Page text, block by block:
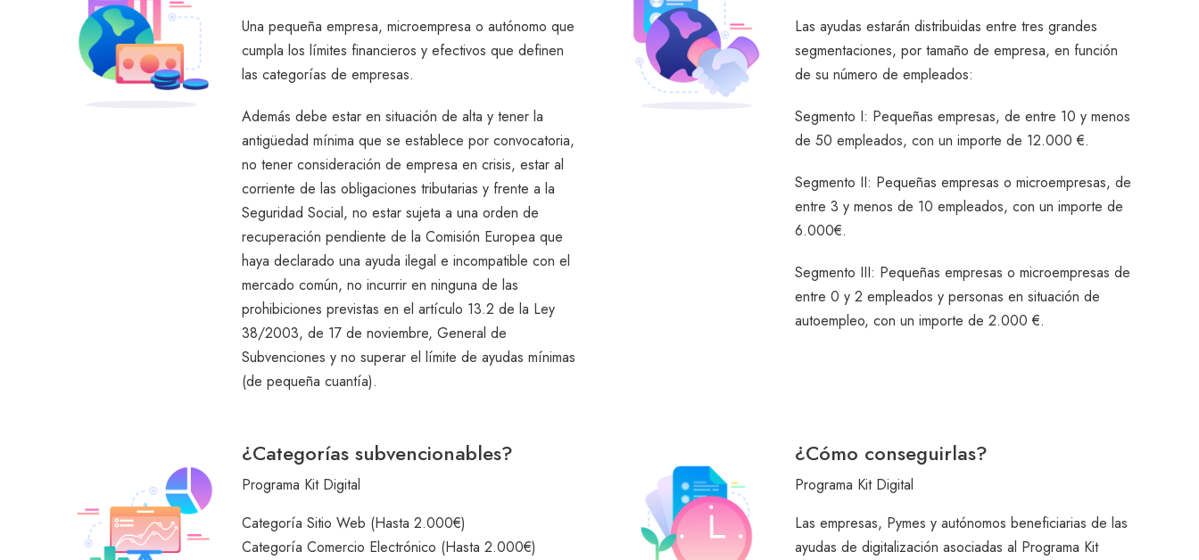
Una pequeña empresa, microempresa o autónomo que
cumpla los límites financieros y efectivos que definen
las categorías de empresas.
Además debe estar en situación de alta y tener la
antigüedad mínima que se establece por convocatoria,
no tener consideración de empresa en crisis, estar al
corriente de las obligaciones tributarias y frente a la
Seguridad Social, no estar sujeta a una orden de
recuperación pendiente de la Comisión Europea que
haya declarado una ayuda ilegal e incompatible con el
mercado común, no incurrir en ninguna de las
prohibiciones previstas en el artículo 13.2 de la Ley
38/2003, de 17 de noviembre, General de
Subvenciones y no superar el límite de ayudas mínimas
(de pequeña cuantía).
Las ayudas estarán distribuidas entre tres grandes
segmentaciones, por tamaño de empresa, en función
de su número de empleados:
Segmento I: Pequeñas empresas, de entre 10 y menos
de 50 empleados, con un importe de 12.000 €.
Segmento II: Pequeñas empresas o microempresas, de
entre 3 y menos de 10 empleados, con un importe de
6.000€.
Segmento III: Pequeñas empresas o microempresas de
entre 0 y 2 empleados y personas en situación de
autoempleo, con un importe de 2.000 €.
¿Categorías subvencionables?
Programa Kit Digital
Categoría Sitio Web (Hasta 2.000€)
Categoría Comercio Electrónico (Hasta 2.000€)
¿Cómo conseguirlas?
Programa Kit Digital
Las empresas, Pymes y autónomos beneficiarias de las
ayudas de digitalización asociadas al Programa Kit